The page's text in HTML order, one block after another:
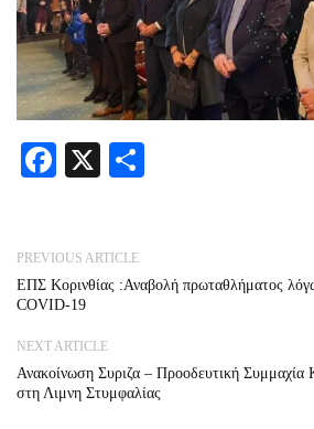
Facebook
X
PREVIOUS ARTICLE
ΕΠΣ Κορινθίας :Αναβολή πρωταθλήματος
COVID-19
NEXT ARTICLE
Ανακοίνωση Συριζα – Προοδευτική Συμμαχία
στη Λιμνη Στυμφαλίας